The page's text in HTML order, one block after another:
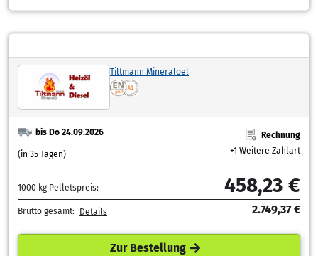
Tiltmann Mineraloel
bis Do 24.09.2026
(in 35 Tagen)
Rechnung
+1 Weitere Zahlart
1000 kg Pelletspreis: 458,23 €
Brutto gesamt: Details 2.749,37 €
Zur Bestellung